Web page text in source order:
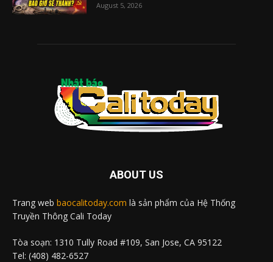
August 5, 2026
ABOUT US
Trang web baocalitoday.com là sản phẩm của Hệ Thống
Truyền Thông Cali Today
Tòa soạn: 1310 Tully Road #109, San Jose, CA 95122
Tel: (408) 482-6527